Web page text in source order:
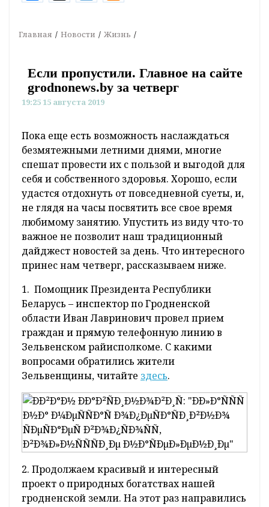
Главная Новости Жизнь
Если пропустили. Главное на сайте
grodnonews.by за четверг
19:25 15 августа 2019
Пока еще есть возможность наслаждаться
безмятежными летними днями, многие
спешат провести их с пользой и выгодой для
себя и собственного здоровья. Хорошо, если
удастся отдохнуть от повседневной суеты, и,
не глядя на часы посвятить все свое время
любимому занятию. Упустить из виду что-то
дайджест новостей за день. Что интересного
принес нам четверг, рассказываем ниже.